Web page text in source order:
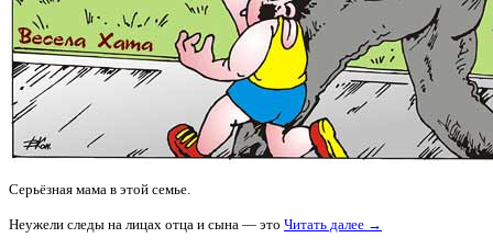
Серьёзная мама в этой семье.
Неужели следы на лицах отца и сына — это Читать далее →